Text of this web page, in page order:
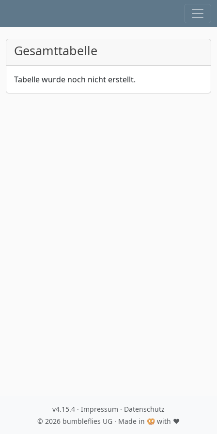
Gesamttabelle
Tabelle wurde noch nicht erstellt.
v4.15.4 · Impressum · Datenschutz
© 2026 bumbleflies UG · Made in 🥨 with ♥️